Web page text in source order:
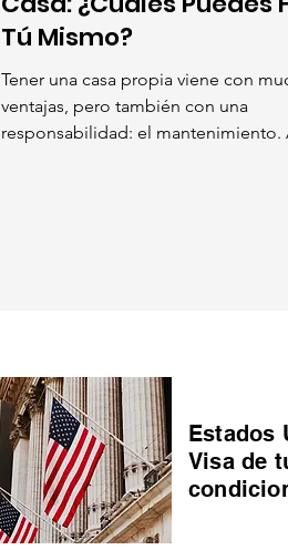
Tú Mismo?
Tener una casa propia viene con
ventajas, pero también con una
responsabilidad: el mantenimiento.
Estados
Visa de